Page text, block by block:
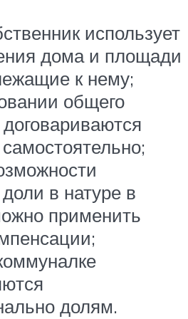
использует
дома и площади
к нему;
общего
в натуре в
применить
долям.